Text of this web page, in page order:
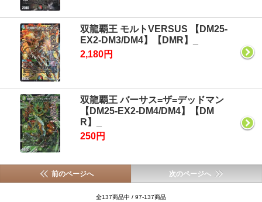
双龍覇王 モルトVERSUS 【DM25-
EX2-DM3/DM4】【DMR】_
2,180円
双龍覇王 バーサス=ザ=デッドマン
【DM25-EX2-DM4/DM4】【DM
R】_
250円
前のページへ 次のページへ
全137商品中 / 97-137商品